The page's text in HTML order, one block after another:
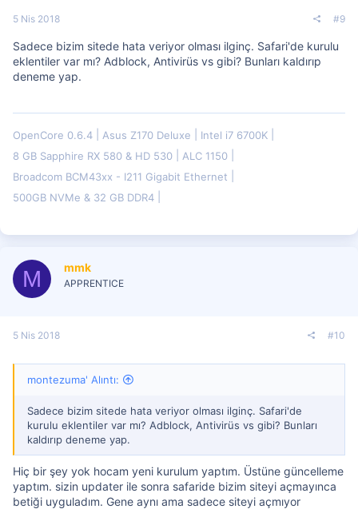
5 Nis 2018 #9
Sadece bizim sitede hata veriyor olması ilginç. Safari'de kurulu
eklentiler var mı? Adblock, Antivirüs vs gibi? Bunları kaldırıp
deneme yap.
OpenCore 0.6.4 Asus Z170 Deluxe
Intel i7 6700K
8 GB Sapphire RX 580 & HD 530
ALC 1150
Broadcom BCM43xx - I211 Gigabit Ethernet
500GB NVMe & 32 GB DDR4
M mmk
APPRENTICE
5 Nis 2018 #10
montezuma' Alıntı:
Sadece bizim sitede hata veriyor olması ilginç. Safari'de
kurulu eklentiler var mı? Adblock, Antivirüs vs gibi? Bunları
kaldırıp deneme yap.
Hiç bir şey yok hocam yeni kurulum yaptım. Üstüne güncelleme
yaptım. sizin updater ile sonra safaride bizim siteyi açmayınca
betiği uyguladım. Gene aynı ama sadece siteyi açmıyor